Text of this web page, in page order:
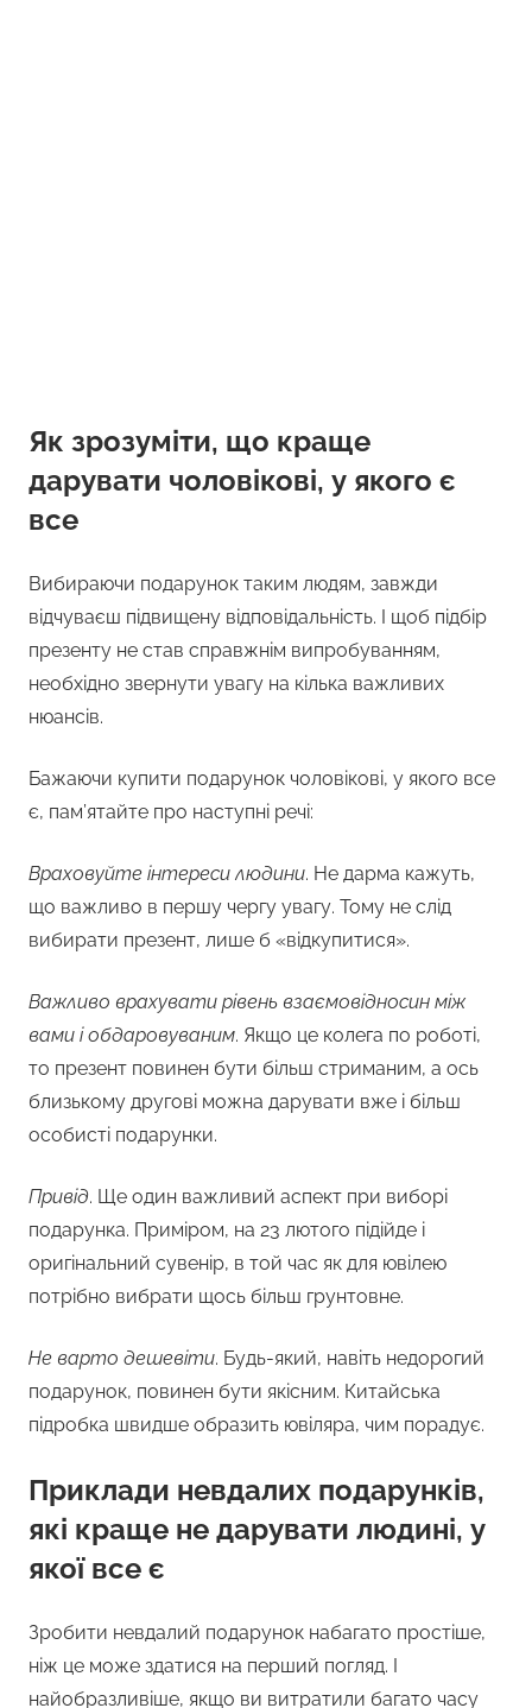
Як зрозуміти, що краще
дарувати чоловікові, у якого є
все
Вибираючи подарунок таким людям, завжди
відчуваєш підвищену відповідальність. І щоб підбір
презенту не став справжнім випробуванням,
необхідно звернути увагу на кілька важливих
нюансів.
Бажаючи купити подарунок чоловікові, у якого все
є, пам’ятайте про наступні речі:
Враховуйте інтереси людини. Не дарма кажуть,
що важливо в першу чергу увагу. Тому не слід
вибирати презент, лише б «відкупитися».
Важливо врахувати рівень взаємовідносин між
вами і обдаровуваним. Якщо це колега по роботі,
то презент повинен бути більш стриманим, а ось
близькому другові можна дарувати вже і більш
особисті подарунки.
Привід. Ще один важливий аспект при виборі
подарунка. Приміром, на 23 лютого підійде і
оригінальний сувенір, в той час як для ювілею
потрібно вибрати щось більш грунтовне.
Не варто дешевіти. Будь-який, навіть недорогий
подарунок, повинен бути якісним. Китайська
підробка швидше образить ювіляра, чим порадує.
Приклади невдалих подарунків,
які краще не дарувати людині, у
якої все є
Зробити невдалий подарунок набагато простіше,
ніж це може здатися на перший погляд. І
найобразливіше, якщо ви витратили багато часу